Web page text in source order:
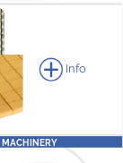
MACHINERY
Info